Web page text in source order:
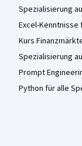
Spezialisierung
Excel-
Kurs
Spezialisierung
Prompt
Python für alle